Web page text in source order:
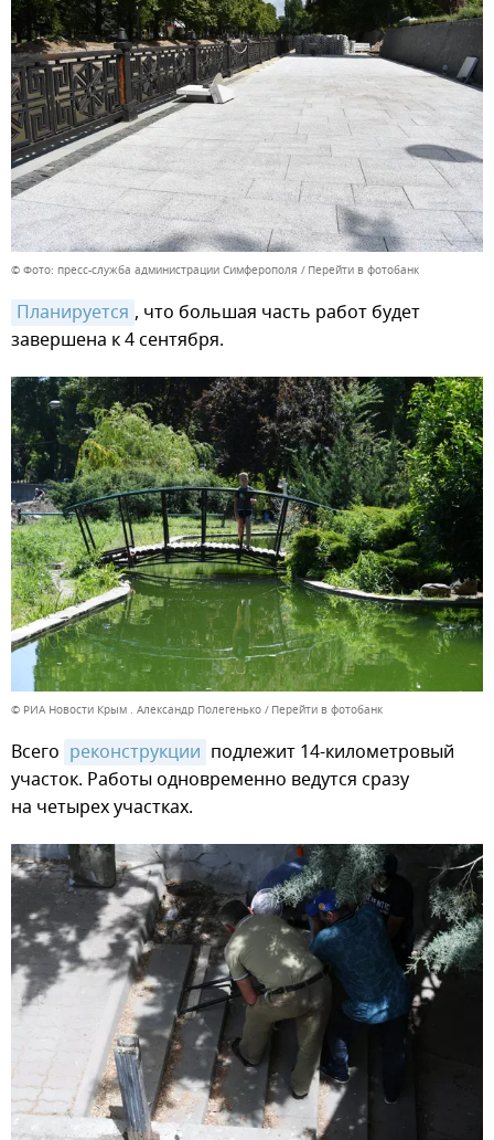
© Фото: пресс-служба администрации Симферополя Перейти в фотобанк
Планируется , что большая часть работ будет
завершена к 4 сентября.
© РИА Новости Крым . Александр Полегенько Перейти в фотобанк
Всего реконструкции подлежит 14-километровый
участок. Работы одновременно ведутся сразу
на четырех участках.